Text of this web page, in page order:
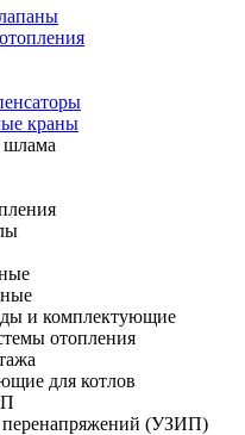
краны
шлама
и комплектующие
отопления
для котлов
перенапряжений (УЗИП)